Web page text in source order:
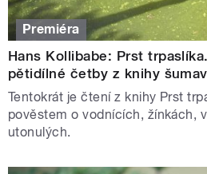
Premiéra
Hans Kollibabe: Prst
pětidílné četby z knihy
Tentokrát je čtení z knihy Prst
pověstem o vodnících, žínkách,
utonulých.